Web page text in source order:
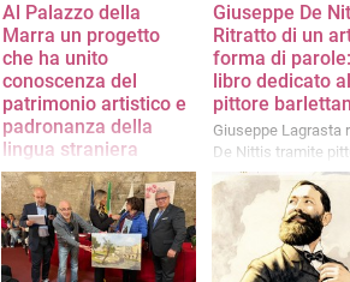
Al Palazzo della
Marra un progetto
che ha unito
conoscenza del
patrimonio artistico e
padronanza della
lingua straniera
I ragazzi e ragazze della 3ªC
dell'Istituto "Santarella" di
Corato protagonisti in
"Dall'Ofanto alla Senna: il
viaggio nell'arte del De
Giuseppe De
Ritratto di un
forma di parole:
libro dedicato al
pittore
Giuseppe Lagrasta
De Nittis tramite
narrativa, ecologia
e dialoghi
poetica della
Luce’